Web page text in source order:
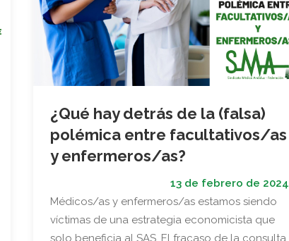
¿Qué hay detrás de la (falsa)
polémica entre facultativos/as
y enfermeros/as?
13 de febrero de 2024
Médicos/as y enfermeros/as estamos siendo
víctimas de una estrategia economicista que
solo beneficia al SAS. El fracaso de la consulta